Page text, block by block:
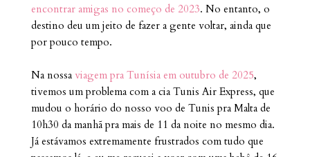
encontrar amigas no começo de 2023. No entanto, o
destino deu um jeito de fazer a gente voltar, ainda que
por pouco tempo.
Na nossa viagem pra Tunísia em outubro de 2025,
tivemos um problema com a cia Tunis Air Express, que
mudou o horário do nosso voo de Tunis pra Malta de
10h30 da manhã pra mais de 11 da noite no mesmo dia.
Já estávamos extremamente frustrados com tudo que